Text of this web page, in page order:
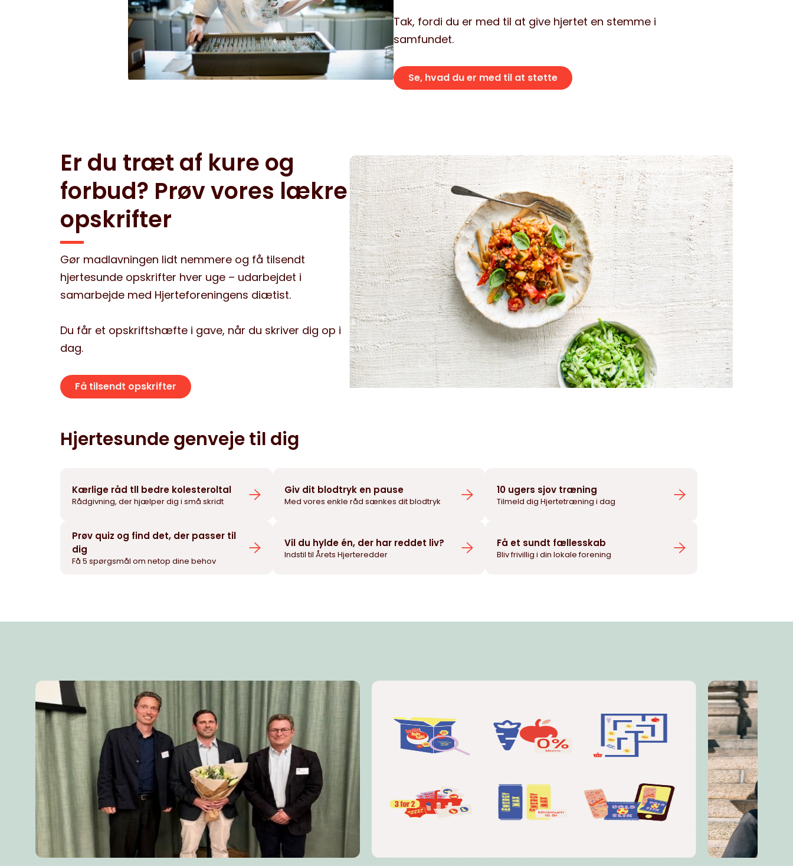
Tak, fordi du er med til at give hjertet en stemme i
samfundet.
Se, hvad du er med til at støtte
Er du træt af kure og
forbud? Prøv vores lækre
opskrifter
Gør madlavningen lidt nemmere og få tilsendt
hjertesunde opskrifter hver uge – udarbejdet i
samarbejde med Hjerteforeningens diætist.
Du får et opskriftshæfte i gave, når du skriver dig op i
dag.
Få tilsendt opskrifter
Hjertesunde genveje til dig
Kærlige råd tll bedre kolesteroltal
Rådgivning, der hjælper dig i små skridt
Giv dit blodtryk en pause
Med vores enkle råd sænkes dit blodtryk
10 ugers sjov træning
Tilmeld dig Hjertetræning i dag
Prøv quiz og find det, der passer til
dig
Få 5 spørgsmål om netop dine behov
Vil du hylde én, der har reddet liv?
Indstil til Årets Hjerteredder
Få et sundt fællesskab
Bliv frivillig i din lokale forening